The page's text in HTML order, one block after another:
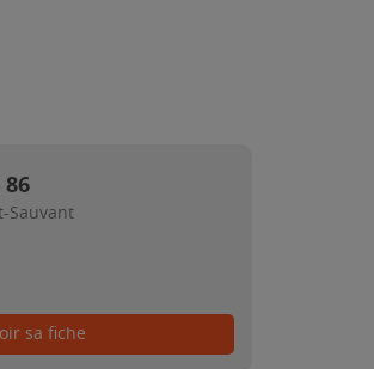
86
Sauvant
sa fiche